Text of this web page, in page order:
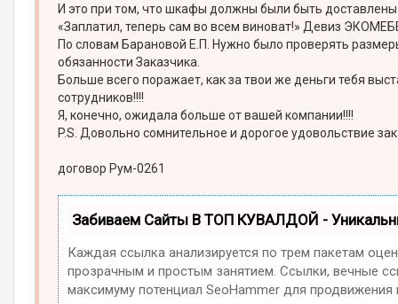
И это при том, что шкафы должны были быть
«Заплатил, теперь сам во всем виноват!» Девиз
По словам Барановой Е.П. Нужно было проверять
обязанности Заказчика.
Больше всего поражает, как за твои же деньги тебя
сотрудников!!!!
Я, конечно, ожидала больше от вашей компании!!!!
P.S. Довольно сомнительное и дорогое удовольствие
договор Рум-0261
Забиваем Сайты В ТОП КУВАЛДОЙ -
Каждая ссылка анализируется по трем пакетам
прозрачным и простым занятием. Ссылки, вечные
максимуму потенциал SeoHammer для продвижения